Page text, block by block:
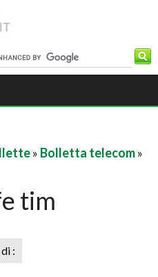
» Bolletta telecom»
tim
: